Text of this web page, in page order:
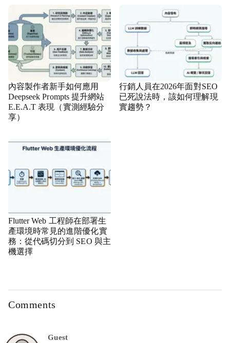
內容製作者新手如何應用
Deepseek Prompts 提升網站
E.E.A.T 表現（實測經驗分
享）
行銷人員在2026年面對SEO
已死說法時，該如何理解現
實趨勢？
Flutter Web 工程師在部署生
產環境時常見的進階優化實
務：從代碼切分到 SEO 與主
機選擇
Comments
Guest